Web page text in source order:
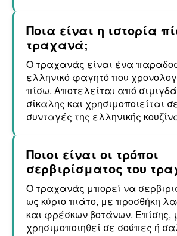
Ποια είναι η ιστορία
τραχανά;
Ο τραχανάς είναι ένα
ελληνικό φαγητό που
πίσω. Αποτελείται από
σίκαλης και χρησιμοποιείται
συνταγές της ελληνικής
Ποιοι είναι οι τρόποι
σερβιρίσματος του
Ο τραχανάς μπορεί να
ως κύριο πιάτο, με προσθήκη
και φρέσκων βοτάνων. Επίσης,
χρησιμοποιηθεί σε σούπες ή